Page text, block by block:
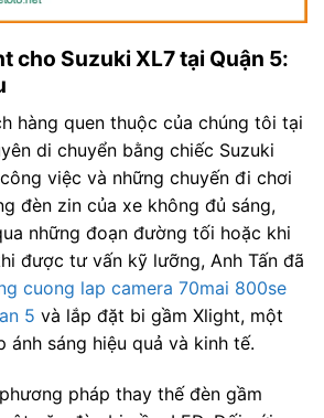
cho Suzuki XL7 tại Quận 5:
hàng quen thuộc của chúng tôi tại
di chuyển bằng chiếc Suzuki
việc và những chuyến đi chơi
đèn zin của xe không đủ sáng,
những đoạn đường tối hoặc khi
được tư vấn kỹ lưỡng, Anh Tấn đã
cuong lap camera 70mai 800se
5 và lắp đặt bi gầm Xlight, một
ánh sáng hiệu quả và kinh tế.
pháp thay thế đèn gầm